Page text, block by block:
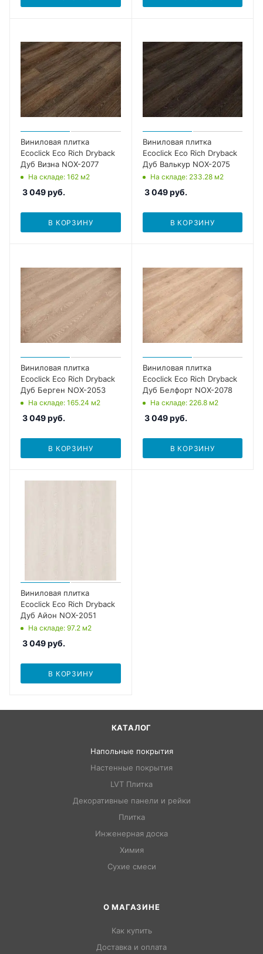
Виниловая плитка
Ecoclick Eco Rich Dryback
Дуб Визна NOX-2077
На складе: 162 м2
3 049руб.
В КОРЗИНУ
Виниловая плитка
Ecoclick Eco Rich Dryback
Дуб Валькур NOX-2075
На складе: 233.28 м2
3 049руб.
В КОРЗИНУ
Виниловая плитка
Ecoclick Eco Rich Dryback
Дуб Берген NOX-2053
На складе: 165.24 м2
3 049руб.
В КОРЗИНУ
Виниловая плитка
Ecoclick Eco Rich Dryback
Дуб Белфорт NOX-2078
На складе: 226.8 м2
3 049руб.
В КОРЗИНУ
Виниловая плитка
Ecoclick Eco Rich Dryback
Дуб Айон NOX-2051
На складе: 97.2 м2
3 049руб.
В КОРЗИНУ
КАТАЛОГ
Напольные покрытия
Настенные покрытия
LVT Плитка
Декоративные панели и рейки
Плитка
Инженерная доска
Химия
Сухие смеси
О МАГАЗИНЕ
Как купить
Доставка и оплата